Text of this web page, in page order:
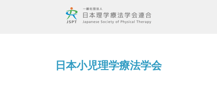
日本小児理学療法学会